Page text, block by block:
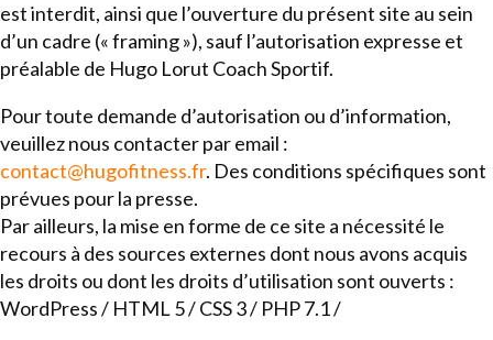
est interdit, ainsi que l’ouverture du présent site au sein
d’un cadre (« framing »), sauf l’autorisation expresse et
préalable de Hugo Lorut Coach Sportif.
Pour toute demande d’autorisation ou d’information,
veuillez nous contacter par email :
contact@hugofitness.fr. Des conditions spécifiques sont
prévues pour la presse.
Par ailleurs, la mise en forme de ce site a nécessité le
recours à des sources externes dont nous avons acquis
les droits ou dont les droits d’utilisation sont ouverts :
WordPress / HTML 5 / CSS 3 / PHP 7.1 /